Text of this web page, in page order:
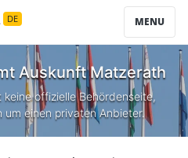
DE MENU
AuskunftMatzerath
offizielle Behördenseite,
einen privaten Anbieter.